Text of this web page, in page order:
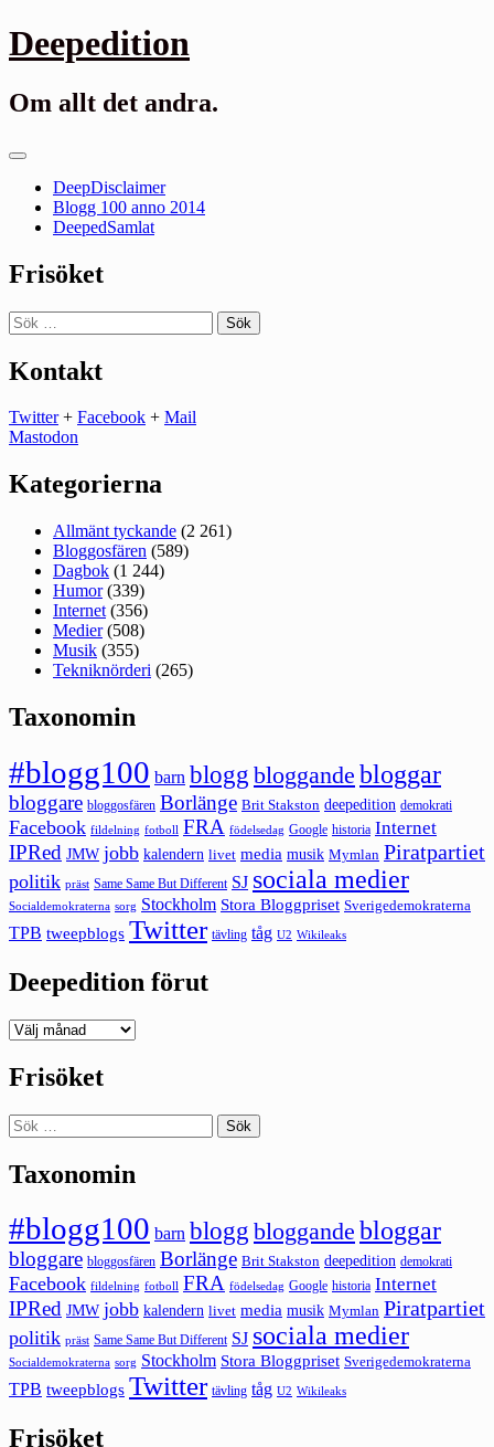
Gå
till
Deepedition
Om allt det andra.
Primär
DeepDisclaimer
Blogg 100 anno 2014
DeepedSamlat
Frisöket
Sök
efter:
Kontakt
Twitter+ Facebook + Mail
Mastodon
Kategorierna
Allmänt tyckande (2 261)
Bloggosfären (589)
Dagbok (1 244)
Humor(339)
Internet (356)
Medier(508)
Musik (355)
Tekniknörderi (265)
Taxonomin
#blogg100 barn blogg bloggande bloggar
bloggare bloggosfären Borlänge Brit Stakston deepedition demokrati
Facebook fildelning fotboll FRA födelsedag Google historia Internet
IPRed JMW jobb kalendern livet media musik Mymlan Piratpartiet
politik präst Same Same But Different SJ sociala medier
Socialdemokraterna sorg Stockholm Stora Bloggpriset Sverigedemokraterna
TPB tweepblogs Twitter tävling tåg U2 Wikileaks
Deepedition förut
Deepedition
Frisöket
Sök
efter:
Taxonomin
#blogg100 barn blogg bloggande bloggar
bloggare bloggosfären Borlänge Brit Stakston deepedition demokrati
Facebook fildelning fotboll FRA födelsedag Google historia Internet
IPRed JMW jobb kalendern livet media musik Mymlan Piratpartiet
politik präst Same Same But Different SJ sociala medier
Socialdemokraterna sorg Stockholm Stora Bloggpriset Sverigedemokraterna
TPB tweepblogs Twitter tävling tåg U2 Wikileaks
Frisöket